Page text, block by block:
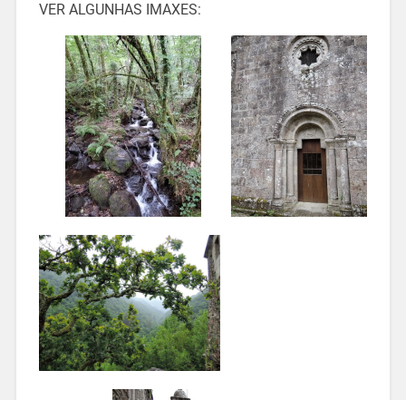
VER ALGUNHAS IMAXES: